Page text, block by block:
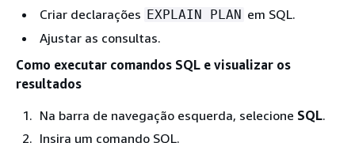
Criar declarações EXPLAIN PLAN em SQL.
Ajustar as consultas.
Como executar comandos SQL e visualizar os
resultados
Na barra de navegação esquerda, selecione SQL.
Insira um comando SQL.